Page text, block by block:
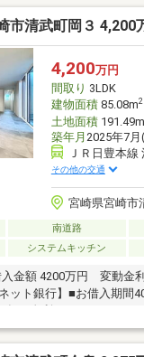
ョイフル・マックスバ
ーナツ・居酒屋が徒歩圏
清武町正手エリア■築8
まいいただけます。太
たおすすめの一邸です。
市清武町岡３ 4,200
4,200万円
間取り 3LDK
建物面積85.08m2
土地面積191.49m
築年月 2025年7
ＪＲ日豊本
その他の交通
宮崎県宮崎市
南道路
システムキッチン
額 4200万円 変動金利0.9% 期
ット銀行】■お借入期間